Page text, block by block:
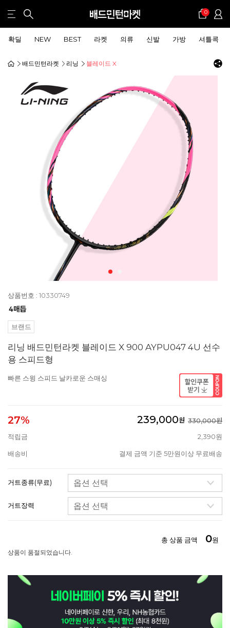
0
확딜 NEW BEST 라켓 의류 신발 가방 셔틀콕
배드민턴라켓 리닝 블레이드 X
상품번호 : 10330749
브랜드
리닝 배드민턴라켓 블레이드 X 900 AYPU047 4U 선수
용 스피드형
빠른 스윙 스피드 날카로운 스매싱
27% 239,000원 330,000원
적립금
2,390원
배송비 결제 금액 기준 5만원이상 무료배송
거트종류(무료)
거트장력
총 상품 금액 0원
상품이 품절되었습니다.